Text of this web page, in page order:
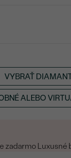
VYBRAŤ
ALEBO
zadarmo Luxusné